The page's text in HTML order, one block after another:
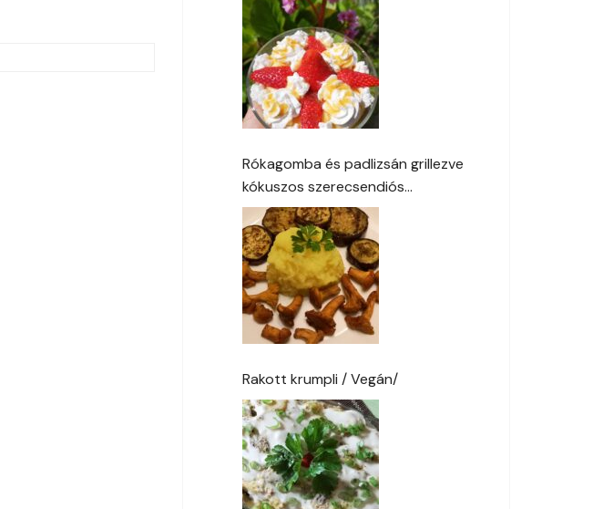
Rókagomba és padlizsán grillezve
kókuszos szerecsendiós
burgonyapürével
Rakott krumpli / Vegán/